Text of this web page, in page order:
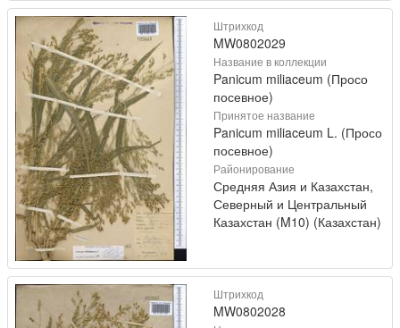
Штрихкод
MW0802029
Название в коллекции
Panicum miliaceum (Просо
посевное)
Принятое название
Panicum miliaceum L. (Просо
посевное)
Районирование
Средняя Азия и Казахстан,
Северный и Центральный
Казахстан (M10) (Казахстан)
Штрихкод
MW0802028